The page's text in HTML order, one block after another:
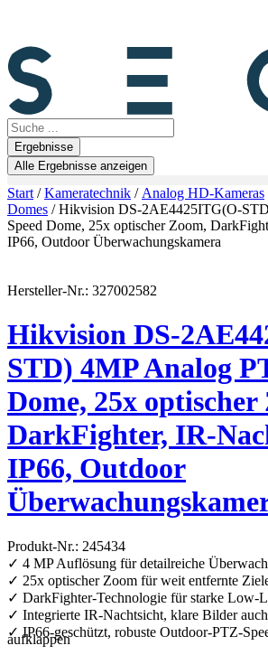
Search
...Ergebnisse
Alle Ergebnisse anzeigen
Start /Kameratechnik / Analog HD-Kameras
Domes / Hikvision DS-2AE4425ITG(O-
Speed Dome, 25x optischer Zoom,
IP66, Outdoor Überwachungskamera
Hersteller-Nr.: 327002582
Hikvision DS-
STD) 4MP Analog
Dome, 25x optischer
DarkFighter, IR-
IP66, Outdoor
Produkt-Nr.: 245434
✓ 4 MP Auflösung für detailreiche
✓ 25x optischer Zoom für weit entfernte
✓ DarkFighter-Technologie für starke Low-
✓ Integrierte IR-Nachtsicht, klare Bilder
✓ IP66-geschützt, robuste Outdoor-PTZ-
aufklappen